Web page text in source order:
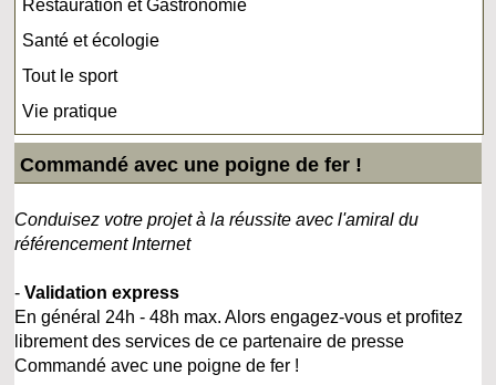
Restauration et Gastronomie
Santé et écologie
Tout le sport
Vie pratique
Commandé avec une poigne de fer !
Conduisez votre projet à la réussite avec l'amiral du
référencement Internet
-Validation express
En général 24h - 48h max. Alors engagez-vous et profitez
librement des services de ce partenaire de presse
Commandé avec une poigne de fer !